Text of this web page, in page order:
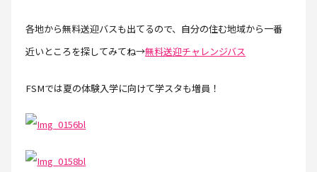
各地から無料送迎バスも出てるので、自分の住む地域から一番
近いところを探してみてね→無料送迎チャレンジバス
FSMでは夏の体験入学に向けて学スタも増員！